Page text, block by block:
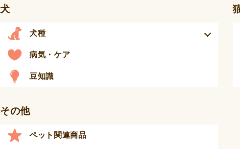
犬
犬種
病気・ケア
豆知識
その他
ペット関連商品